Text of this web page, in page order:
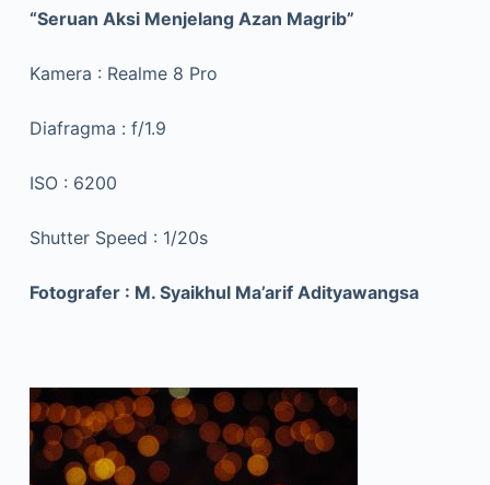
“Seruan Aksi Menjelang Azan Magrib”
Kamera : Realme 8 Pro
Diafragma : f/1.9
ISO : 6200
Shutter Speed : 1/20s
Fotografer : M. Syaikhul Ma’arif Adityawangsa